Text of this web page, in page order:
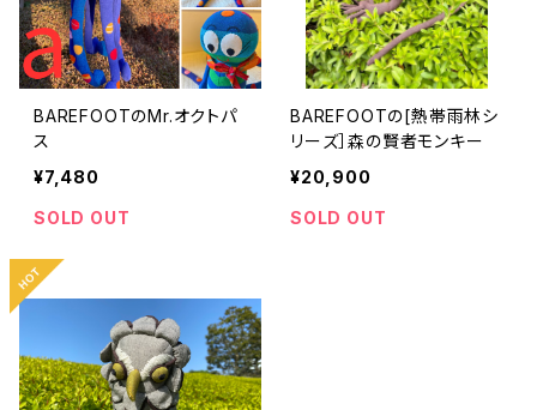
BAREFOOTのMr.オクトパ
ス
¥7,480
SOLD OUT
BAREFOOTの[熱帯雨林シ
リーズ］森の賢者モンキー
¥20,900
SOLD OUT